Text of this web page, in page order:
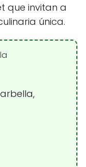
que invitan a
única.